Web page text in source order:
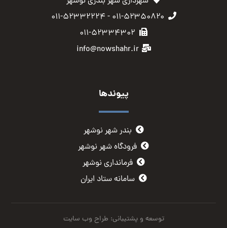
۰۱۱-۵۲۳۵۰۸۲۰ - ۰۱۱-۵۲۳۳۲۲۲۴
۰۱۱-۵۲۳۳۴۳۰۲
info@nowshahr.ir
پیوندها
بندر شهر نوشهر
فرودگاه شهر نوشهر
فرمانداری نوشهر
سامانه ستاد ایران
توسعه و پشتیبانی: طراح وب سایت